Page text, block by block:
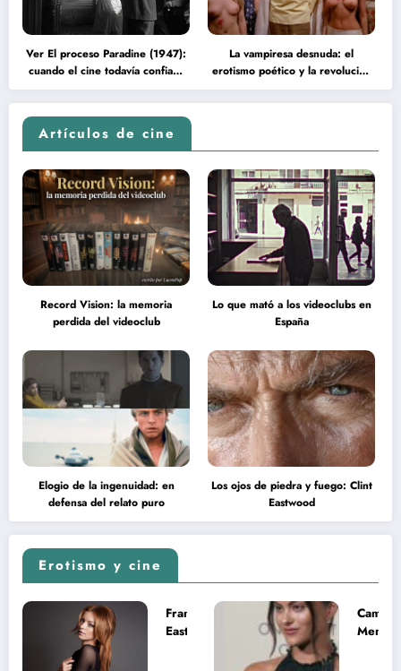
Ver El proceso Paradine (1947):
cuando el cine todavía confiaba
en la inteligencia del espectador
La vampiresa desnuda: el
erotismo poético y la revolución
psicodélica de Jean Rollin
Artículos de cine
Record Vision: la memoria
perdida del videoclub
Lo que mató a los videoclubs en
España
Elogio de la ingenuidad: en
defensa del relato puro
Los ojos de piedra y fuego: Clint
Eastwood
Erotismo y cine
Francesca
Eastwood y
Camila
Mendes